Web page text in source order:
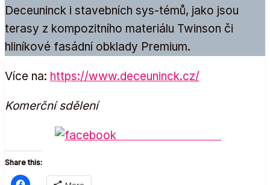
Deceuninck i stavebních sys-témů, jako jsou
terasy z kompozitního materiálu Twinson či
hliníkové fasádní obklady Premium.
Více na: https://www.deceuninck.cz/
Komerční sdělení
Share this: